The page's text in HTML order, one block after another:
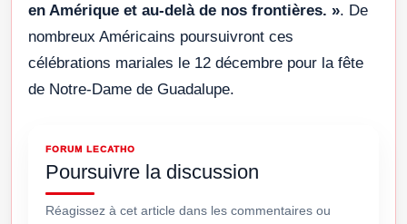
en Amérique et au-delà de nos frontières. ». De
nombreux Américains poursuivront ces
célébrations mariales le 12 décembre pour la fête
de Notre-Dame de Guadalupe.
FORUM LECATHO
Poursuivre la discussion
Réagissez à cet article dans les commentaires ou